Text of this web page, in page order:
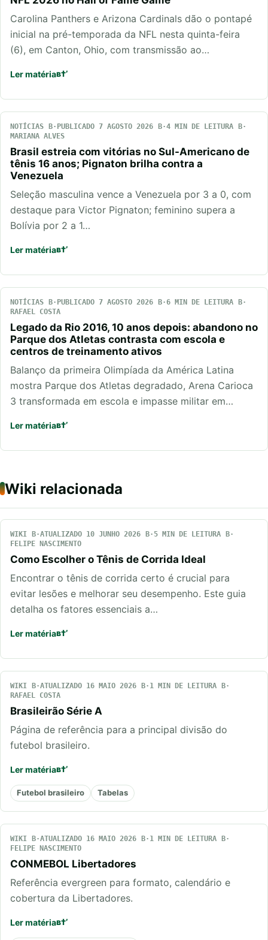
Carolina Panthers e Arizona Cardinals dão o pontapé
inicial na pré-temporada da NFL nesta quinta-feira
(6), em Canton, Ohio, com transmissão ao…
Ler matéria
NOTÍCIAS PUBLICADO 7 AGOSTO 2026
4 MIN DE LEITURA
MARIANA ALVES
Brasil estreia com vitórias no Sul-Americano de
tênis 16 anos; Pignaton brilha contra a
Venezuela
Seleção masculina vence a Venezuela por 3 a 0, com
destaque para Victor Pignaton; feminino supera a
Bolívia por 2 a 1…
Ler matéria
NOTÍCIAS PUBLICADO 7 AGOSTO 2026
6 MIN DE LEITURA
RAFAEL COSTA
Legado da Rio 2016, 10 anos depois: abandono no
Parque dos Atletas contrasta com escola e
centros de treinamento ativos
Balanço da primeira Olimpíada da América Latina
mostra Parque dos Atletas degradado, Arena Carioca
3 transformada em escola e impasse militar em…
Ler matéria
Wiki relacionada
WIKI ATUALIZADO 10 JUNHO 2026
5 MIN DE LEITURA
FELIPE NASCIMENTO
Como Escolher o Tênis de Corrida Ideal
Encontrar o tênis de corrida certo é crucial para
evitar lesões e melhorar seu desempenho. Este guia
detalha os fatores essenciais a…
Ler matéria
WIKI ATUALIZADO 16 MAIO 2026
1 MIN DE LEITURA
RAFAEL COSTA
Brasileirão Série A
Página de referência para a principal divisão do
futebol brasileiro.
Ler matéria
Futebol brasileiro Tabelas
WIKI ATUALIZADO 16 MAIO 2026
1 MIN DE LEITURA
FELIPE NASCIMENTO
CONMEBOL Libertadores
Referência evergreen para formato, calendário e
cobertura da Libertadores.
Ler matéria